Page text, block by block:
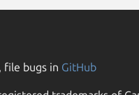
file bugs in GitHub